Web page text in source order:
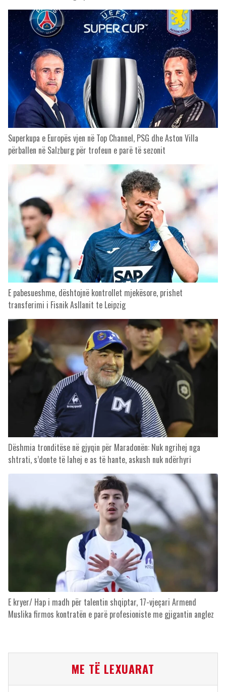
Superkupa e Europës vjen në Top Channel, PSG dhe Aston Villa
përballen në Salzburg për trofeun e parë të sezonit
E pabesueshme, dështojnë kontrollet mjekësore, prishet
transferimi i Fisnik Asllanit te Leipzig
Dëshmia tronditëse në gjyqin për Maradonën: Nuk ngrihej nga
shtrati, s’donte të lahej e as të hante, askush nuk ndërhyri
E kryer/ Hap i madh për talentin shqiptar, 17-vjeçari Armend
Muslika firmos kontratën e parë profesioniste me gjigantin anglez
ME TË LEXUARAT